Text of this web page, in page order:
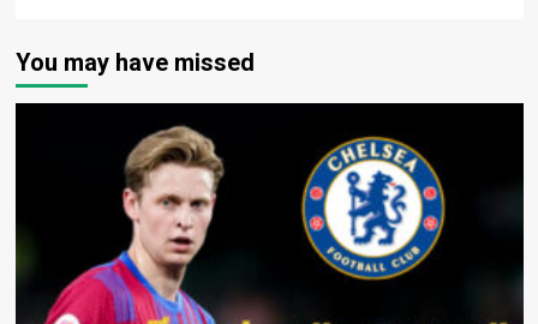
You may have missed